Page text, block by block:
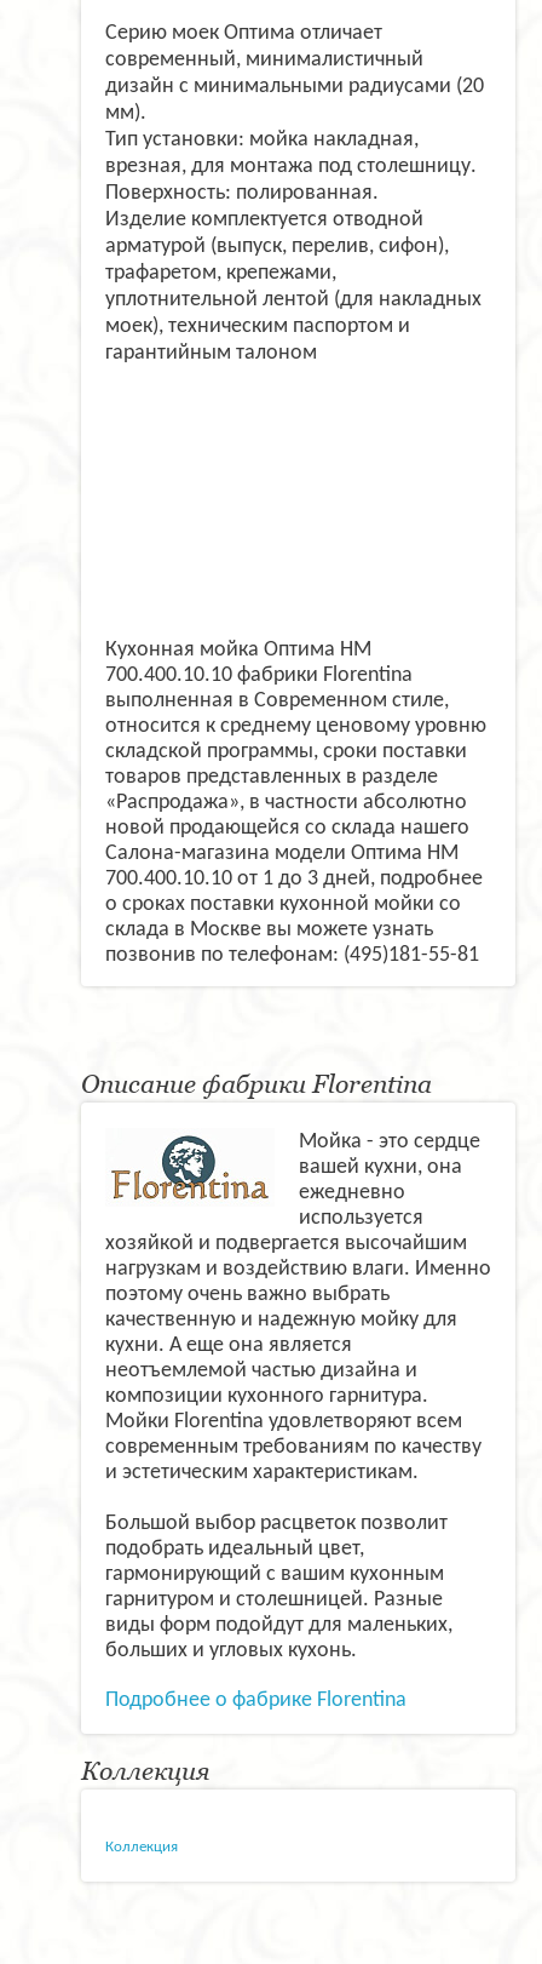
Серию моек Оптима отличает
современный, минималистичный
дизайн с минимальными радиусами (20
мм).
Тип установки: мойка накладная,
врезная, для монтажа под столешницу.
Поверхность: полированная.
Изделие комплектуется отводной
арматурой (выпуск, перелив, сифон),
трафаретом, крепежами,
уплотнительной лентой (для накладных
моек), техническим паспортом и
гарантийным талоном
Кухонная мойка Оптима HM
700.400.10.10 фабрики Florentina
выполненная в Современном стиле,
относится к среднему ценовому уровню
складской программы, сроки поставки
товаров представленных в разделе
«Распродажа», в частности абсолютно
новой продающейся со склада нашего
Салона-магазина модели Оптима HM
700.400.10.10 от 1 до 3 дней, подробнее
о сроках поставки кухонной мойки со
склада в Москве вы можете узнать
позвонив по телефонам: (495)181-55-81
Описание фабрики Florentina
Мойка - это сердце
вашей кухни, она
ежедневно
используется
хозяйкой и подвергается высочайшим
нагрузкам и воздействию влаги. Именно
поэтому очень важно выбрать
качественную и надежную мойку для
кухни. А еще она является
неотъемлемой частью дизайна и
композиции кухонного гарнитура.
Мойки Florentina удовлетворяют всем
современным требованиям по качеству
и эстетическим характеристикам.
Большой выбор расцветок позволит
подобрать идеальный цвет,
гармонирующий с вашим кухонным
гарнитуром и столешницей. Разные
виды форм подойдут для маленьких,
больших и угловых кухонь.
Подробнее о фабрике Florentina
Коллекция
Коллекция